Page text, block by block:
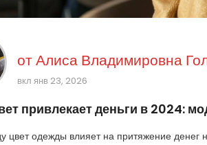
отАлиса Владимировна
вкл янв 23, 2026
привлекает деньги в 2024:
цвет одежды влияет на притяжение